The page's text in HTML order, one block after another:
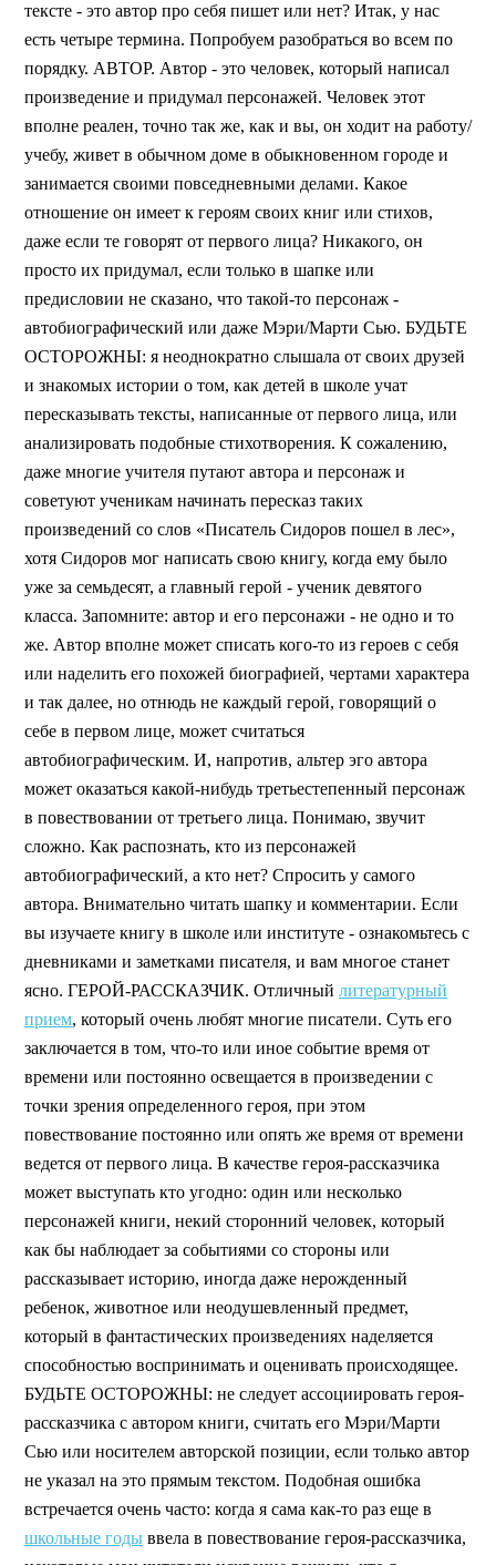
тексте - это автор про себя пишет или нет? Итак, у нас
есть четыре термина. Попробуем разобраться во всем по
порядку. АВТОР. Автор - это человек, который написал
произведение и придумал персонажей. Человек этот
вполне реален, точно так же, как и вы, он ходит на работу/
учебу, живет в обычном доме в обыкновенном городе и
занимается своими повседневными делами. Какое
отношение он имеет к героям своих книг или стихов,
даже если те говорят от первого лица? Никакого, он
просто их придумал, если только в шапке или
предисловии не сказано, что такой-то персонаж -
автобиографический или даже Мэри/Марти Сью. БУДЬТЕ
ОСТОРОЖНЫ: я неоднократно слышала от своих друзей
и знакомых истории о том, как детей в школе учат
пересказывать тексты, написанные от первого лица, или
анализировать подобные стихотворения. К сожалению,
даже многие учителя путают автора и персонаж и
советуют ученикам начинать пересказ таких
произведений со слов «Писатель Сидоров пошел в лес»,
хотя Сидоров мог написать свою книгу, когда ему было
уже за семьдесят, а главный герой - ученик девятого
класса. Запомните: автор и его персонажи - не одно и то
же. Автор вполне может списать кого-то из героев с себя
или наделить его похожей биографией, чертами характера
и так далее, но отнюдь не каждый герой, говорящий о
себе в первом лице, может считаться
автобиографическим. И, напротив, альтер эго автора
может оказаться какой-нибудь третьестепенный персонаж
в повествовании от третьего лица. Понимаю, звучит
сложно. Как распознать, кто из персонажей
автобиографический, а кто нет? Спросить у самого
автора. Внимательно читать шапку и комментарии. Если
вы изучаете книгу в школе или институте - ознакомьтесь с
дневниками и заметками писателя, и вам многое станет
ясно. ГЕРОЙ-РАССКАЗЧИК. Отличный литературный
прием, который очень любят многие писатели. Суть его
заключается в том, что-то или иное событие время от
времени или постоянно освещается в произведении с
точки зрения определенного героя, при этом
повествование постоянно или опять же время от времени
ведется от первого лица. В качестве героя-рассказчика
может выступать кто угодно: один или несколько
персонажей книги, некий сторонний человек, который
как бы наблюдает за событиями со стороны или
рассказывает историю, иногда даже нерожденный
ребенок, животное или неодушевленный предмет,
который в фантастических произведениях наделяется
способностью воспринимать и оценивать происходящее.
БУДЬТЕ ОСТОРОЖНЫ: не следует ассоциировать героя-
рассказчика с автором книги, считать его Мэри/Марти
Сью или носителем авторской позиции, если только автор
не указал на это прямым текстом. Подобная ошибка
встречается очень часто: когда я сама как-то раз еще в
школьные годы ввела в повествование героя-рассказчика,